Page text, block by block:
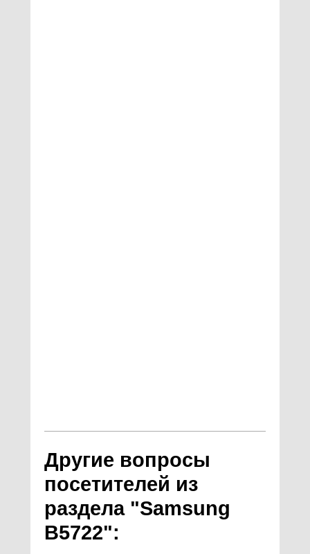
Другие вопросы
посетителей из
раздела "Samsung
B5722":